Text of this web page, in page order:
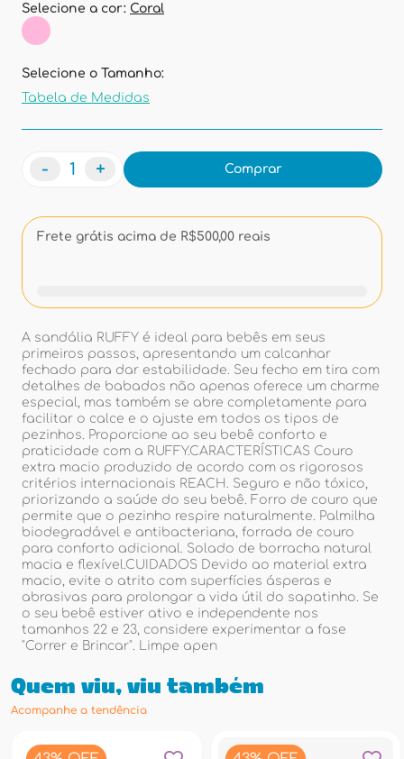
Selecione a cor: Coral
Selecione o Tamanho:
Tabela de Medidas
- + Comprar
Frete grátis acima de R$500,00 reais
A sandália RUFFY é ideal para bebês em seus
primeiros passos, apresentando um calcanhar
fechado para dar estabilidade. Seu fecho em tira com
detalhes de babados não apenas oferece um charme
especial, mas também se abre completamente para
facilitar o calce e o ajuste em todos os tipos de
pezinhos. Proporcione ao seu bebê conforto e
praticidade com a RUFFY.CARACTERÍSTICAS Couro
extra macio produzido de acordo com os rigorosos
critérios internacionais REACH. Seguro e não tóxico,
priorizando a saúde do seu bebê. Forro de couro que
permite que o pezinho respire naturalmente. Palmilha
biodegradável e antibacteriana, forrada de couro
para conforto adicional. Solado de borracha natural
macia e flexível.CUIDADOS Devido ao material extra
macio, evite o atrito com superfícies ásperas e
abrasivas para prolongar a vida útil do sapatinho. Se
o seu bebê estiver ativo e independente nos
tamanhos 22 e 23, considere experimentar a fase
"Correr e Brincar". Limpe apen
Quem viu, viu também
Acompanhe a tendência